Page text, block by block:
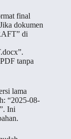
final
dokumen
di
tanpa
lama
“2025-08-
Ini